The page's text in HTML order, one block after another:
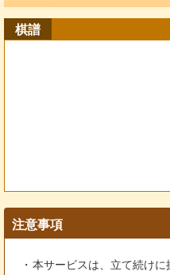
棋譜
注意事項
本サービスは、立て続け